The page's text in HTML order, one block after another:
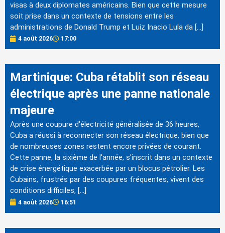
visas à deux diplomates américains. Bien que cette mesure
soit prise dans un contexte de tensions entre les
administrations de Donald Trump et Luiz Inacio Lula da […]
4 août 2026 17:00
Martinique: Cuba rétablit son réseau
électrique après une panne nationale
majeure
Après une coupure d'électricité généralisée de 36 heures,
Cuba a réussi à reconnecter son réseau électrique, bien que
de nombreuses zones restent encore privées de courant.
Cette panne, la sixième de l'année, s'inscrit dans un contexte
de crise énergétique exacerbée par un blocus pétrolier. Les
Cubains, frustrés par des coupures fréquentes, vivent des
conditions difficiles, […]
4 août 2026 16:51